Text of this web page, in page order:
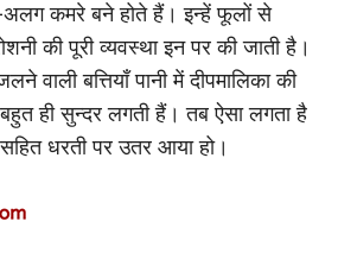
कमरे बने होते हैं। इन्हें फूलों से
की पूरी व्यवस्था इन पर की जाती है।
वाली बत्तियाँ पानी में दीपमालिका की
ही सुन्दर लगती हैं। तब ऐसा लगता है
धरती पर उतर आया हो।